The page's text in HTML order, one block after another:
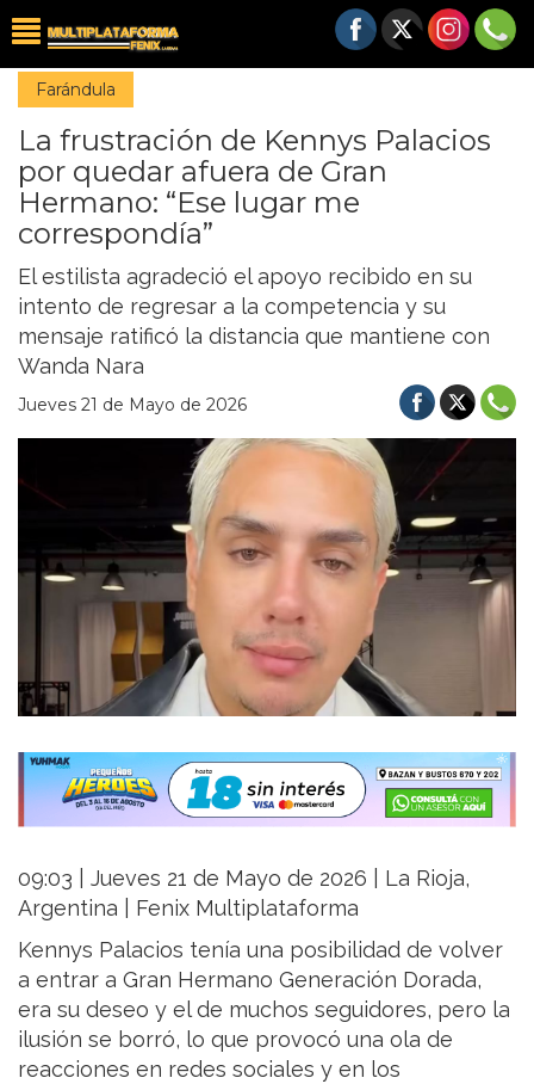
Farándula
La frustración de Kennys Palacios
por quedar afuera de Gran
Hermano: “Ese lugar me
correspondía”
El estilista agradeció el apoyo recibido en su
intento de regresar a la competencia y su
mensaje ratificó la distancia que mantiene con
Wanda Nara
Jueves 21 de Mayo de 2026
09:03 | Jueves 21 de Mayo de 2026 | La Rioja,
Argentina | Fenix Multiplataforma
Kennys Palacios tenía una posibilidad de volver
a entrar a Gran Hermano Generación Dorada,
era su deseo y el de muchos seguidores, pero la
ilusión se borró, lo que provocó una ola de
reacciones en redes sociales y en los